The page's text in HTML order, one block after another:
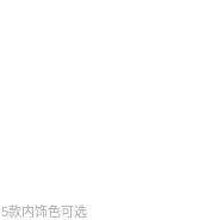
5款内饰色可选